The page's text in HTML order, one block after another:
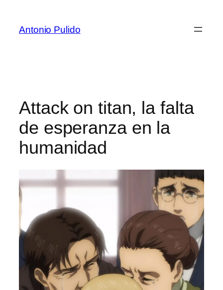
Antonio Pulido
Attack on titan, la falta
de esperanza en la
humanidad